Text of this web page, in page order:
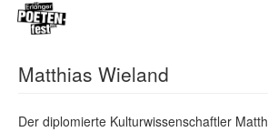
Direkt
InhaltMatthias Wieland
Der diplomierte Kulturwissenschaftler